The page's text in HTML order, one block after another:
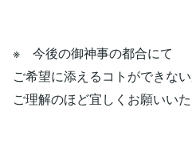
※ 今後の御神事の都合にて
ご希望に添えるコトができな
ご理解のほど宜しくお願いい